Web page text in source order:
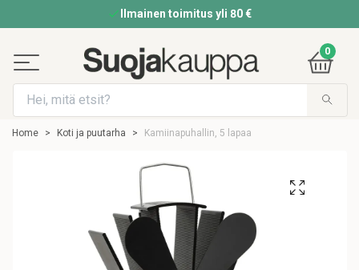
Ilmainen toimitus yli 80 €
0
Home Koti ja puutarha Kamiinapuhallin, 5 lapaa